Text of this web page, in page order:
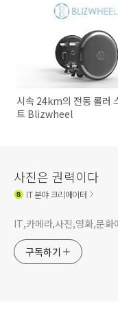
시속 24km의 전동 롤러
트 Blizwheel
사진은 권력이다
IT분야 크리에이터
IT,카메라,사진,영화,문화
구독하기